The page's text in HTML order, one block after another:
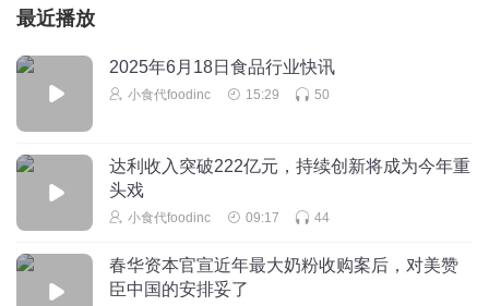
最近播放
2025年6月18日食品行业快讯
小食代foodinc 15:29 50
达利收入突破222亿元，持续创新将成为今年重
头戏
小食代foodinc 09:17 44
春华资本官宣近年最大奶粉收购案后，对美赞
臣中国的安排妥了